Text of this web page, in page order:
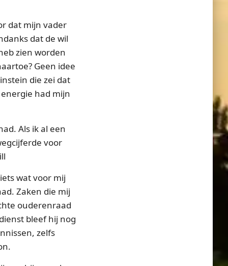
dat mijn vader
dat de wil
zien worden
Geen idee
die zei dat
had mijn
Als ik al een
voor
wat voor mij
Zaken die mij
ouderenraad
bleef hij nog
zelfs